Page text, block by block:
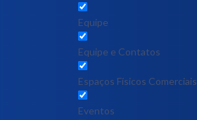
Equipe
Equipe e Contatos
Espaços Físicos Comerciais
Eventos